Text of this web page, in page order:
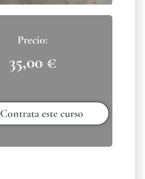
35,00 €
Contrata este curso